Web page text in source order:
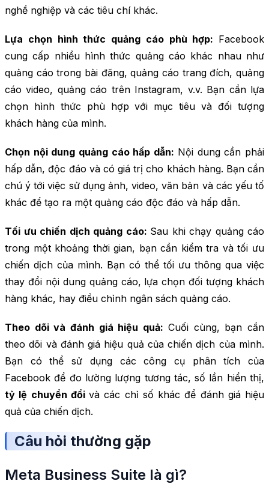
nghề nghiệp và các tiêu chí khác.
Lựa chọn hình thức quảng cáo phù hợp: Facebook
cung cấp nhiều hình thức quảng cáo khác nhau như
quảng cáo trong bài đăng, quảng cáo trang đích, quảng
cáo video, quảng cáo trên Instagram, v.v. Bạn cần lựa
chọn hình thức phù hợp với mục tiêu và đối tượng
khách hàng của mình.
Chọn nội dung quảng cáo hấp dẫn: Nội dung cần phải
hấp dẫn, độc đáo và có giá trị cho khách hàng. Bạn cần
chú ý tới việc sử dụng ảnh, video, văn bản và các yếu tố
khác để tạo ra một quảng cáo độc đáo và hấp dẫn.
Tối ưu chiến dịch quảng cáo: Sau khi chạy quảng cáo
trong một khoảng thời gian, bạn cần kiểm tra và tối ưu
chiến dịch của mình. Bạn có thể tối ưu thông qua việc
thay đổi nội dung quảng cáo, lựa chọn đối tượng khách
hàng khác, hay điều chỉnh ngân sách quảng cáo.
Theo dõi và đánh giá hiệu quả: Cuối cùng, bạn cần
theo dõi và đánh giá hiệu quả của chiến dịch của mình.
Bạn có thể sử dụng các công cụ phân tích của
Facebook để đo lường lượng tương tác, số lần hiển thị,
tỷ lệ chuyển đổi và các chỉ số khác để đánh giá hiệu
quả của chiến dịch.
Câu hỏi thường gặp
Meta Business Suite là gì?